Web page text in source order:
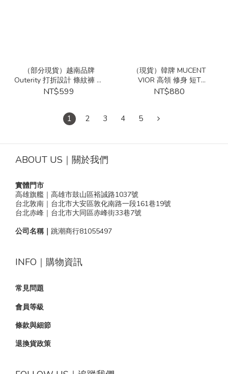
（部分現貨）越南品牌
Outerity 打折設計 條紋褲 氣
球褲 Outerity01
NT$599
（現貨）韓牌 MUCENT
VIOR 高領 修身 短T
P0000CKB
NT$880
1 2 3 4 5
ABOUT US｜關於我們
實體門市
高雄旗艦｜高雄市鼓山區裕誠路1037號
台北敦南｜台北市大安區敦化南路一段161巷19號
台北赤峰｜台北市大同區赤峰街33巷7號
公司名稱｜ 跳潮商行81055497
INFO｜購物資訊
常見問題
會員等級
條款與細節
退換貨政策